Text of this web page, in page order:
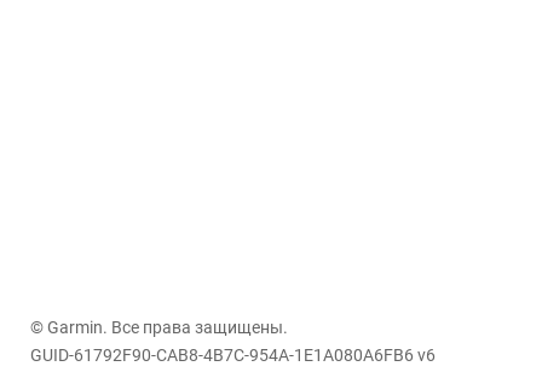
© Garmin. Все права защищены.
GUID-61792F90-CAB8-4B7C-954A-1E1A080A6FB6 v6